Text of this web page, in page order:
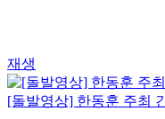
재생
[돌발영상] 한동훈 주최